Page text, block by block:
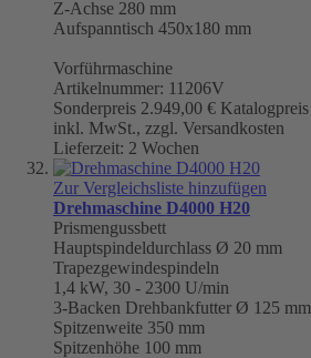
Z-Achse 280 mm
Aufspanntisch 450x180 mm
Vorführmaschine
Artikelnummer: 11206V
Sonderpreis 2.949,00 € Katalogpreis
inkl. MwSt., zzgl. Versandkosten
Lieferzeit: 2 Wochen
Zur Vergleichsliste hinzufügen
Drehmaschine D4000 H20
Prismengussbett
Hauptspindeldurchlass Ø 20 mm
Trapezgewindespindeln
1,4 kW, 30 - 2300 U/min
3-Backen Drehbankfutter Ø 125 mm
Spitzenweite 350 mm
Spitzenhöhe 100 mm